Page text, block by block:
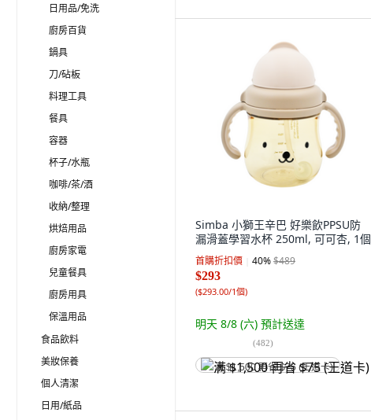
日用品/免洗
廚房百貨
鍋具
刀/砧板
料理工具
餐具
容器
杯子/水瓶
咖啡/茶/酒
收納/整理
烘焙用品
廚房家電
兒童餐具
廚房用具
保溫用品
食品飲料
美妝保養
個人清潔
日用/紙品
Simba 小獅王辛巴 好樂飲PPSU防
漏滑蓋學習水杯 250ml, 可可杏, 1個
首購折扣價 40%$489
$293
($293.00/1個)
明天 8/8 (六) 預計送達
(482)
满 $1,500 再省 $75 (王道卡)